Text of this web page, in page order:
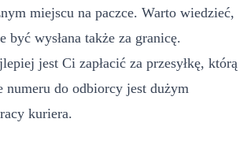
miejscu na paczce. Warto wiedzieć,
być wysłana także za granicę.
jest Ci zapłacić za przesyłkę, którą
numeru do odbiorcy jest dużym
kuriera.